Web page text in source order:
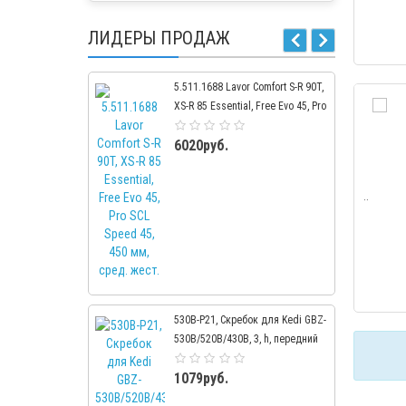
ЛИДЕРЫ ПРОДАЖ
5.511.1688 Lavor Comfort S-R 90T,
XS-R 85 Essential, Free Evo 45, Pro
SCL Speed 45, 450 мм, сред.
жест.
6020руб.
530B-P21, Скребок для Kedi GBZ-
530В/520В/430В, 3, h, передний
1079руб.